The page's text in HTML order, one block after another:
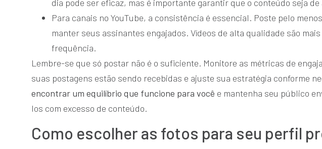
dia pode ser eficaz, mas é importante garantir que o conteúdo seja
Para canais no YouTube, a consistência é essencial. Poste pelo
manter seus assinantes engajados. Vídeos de alta qualidade são
frequência.
Lembre-se que só postar não é o suficiente. Monitore as métricas de
suas postagens estão sendo recebidas e ajuste sua estratégia conforme
encontrar um equilíbrio que funcione para você e mantenha seu público
los com excesso de conteúdo.
Como escolher as fotos para seu perfil